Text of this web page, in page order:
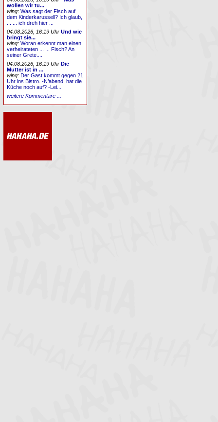
wollen wir tu...
wing:Was sagt der Fisch auf
dem Kinderkarussell? Ich glaub,
... ... ich dreh hier ...
04.08.2026, 16:19 Uhr Und wie
bringt sie...
wing:Woran erkennt man einen
verheirateten ... ... Fisch? An
seiner Grete....
04.08.2026, 16:19 Uhr Die
Mutter ist in ...
wing:Der Gast kommt gegen 21
Uhr ins Bistro. -N’abend, hat die
Küche noch auf? -Lei...
weitere Kommentare ...